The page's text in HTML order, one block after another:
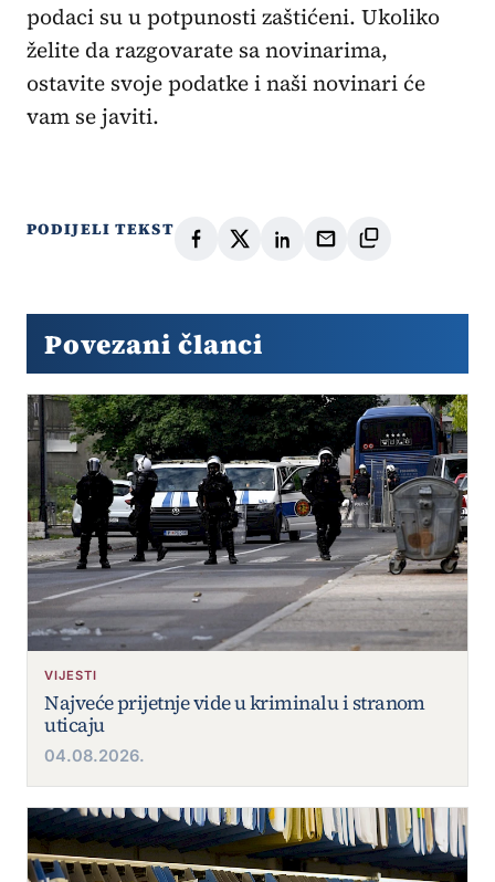
podaci su u potpunosti zaštićeni. Ukoliko
želite da razgovarate sa novinarima,
ostavite svoje podatke i naši novinari će
vam se javiti.
PODIJELI TEKST
Povezani članci
VIJESTI
Najveće prijetnje vide u kriminalu i stranom
uticaju
04.08.2026.